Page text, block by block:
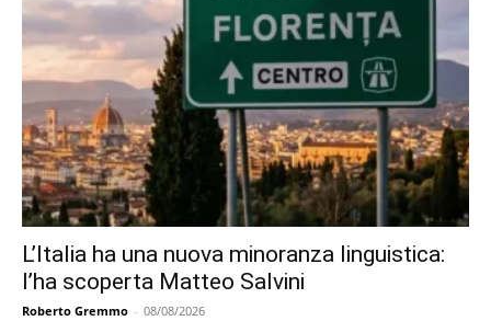
L’Italia ha una nuova minoranza linguistica:
l’ha scoperta Matteo Salvini
Roberto Gremmo - 08/08/2026